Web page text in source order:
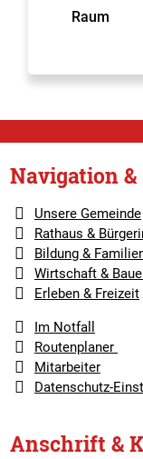
Raum
Navigation &
Unsere Gemeinde
Rathaus &
Bildung &
Wirtschaft &
Erleben & Freizeit
Im Notfall
Routenplaner
Mitarbeiter
Datenschutz-
Anschrift &